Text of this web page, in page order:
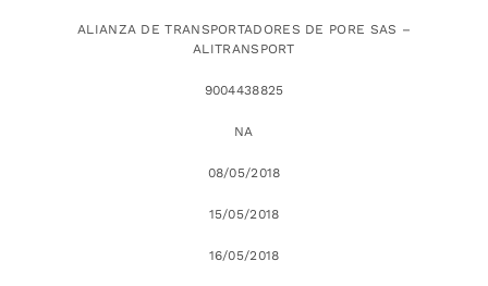
ALIANZA DE TRANSPORTADORES DE PORE SAS –
ALITRANSPORT
9004438825
NA
08/05/2018
15/05/2018
16/05/2018